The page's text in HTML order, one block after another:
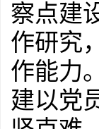
察点建
作研究
作能力
建以党